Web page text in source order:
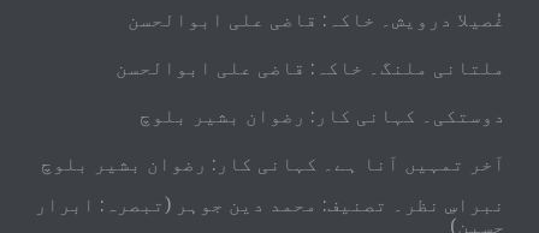
غُصیلا درویش۔ خاکہ: قاضی علی ابوالحسن
ملتانی ملنگ۔ خاکہ: قاضی علی ابوالحسن
دوستکی۔ کہانی کار: رضوان بشیر بلوچ
آخر تمہیں آنا ہے۔ کہانی کار: رضوان بشیر بلوچ
نبراسِ نظر۔ تصنیف: محمد دین جوہر (تبصرہ: ابرار
حسین)